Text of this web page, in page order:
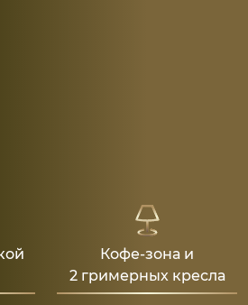
Кофе-зона и
2 гримерных кресла